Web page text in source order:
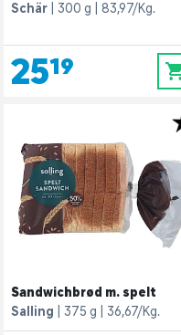
Schär
300 g 83,97/Kg.
25,19 0
Sandwichbrød m. spelt
Salling
375 g 36,67/Kg.